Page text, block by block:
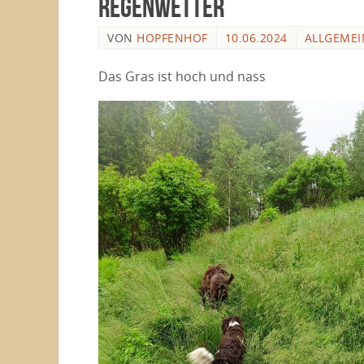
Regenwetter
VON HOPFENHOF 10.06.2024
Das Gras ist hoch und nass